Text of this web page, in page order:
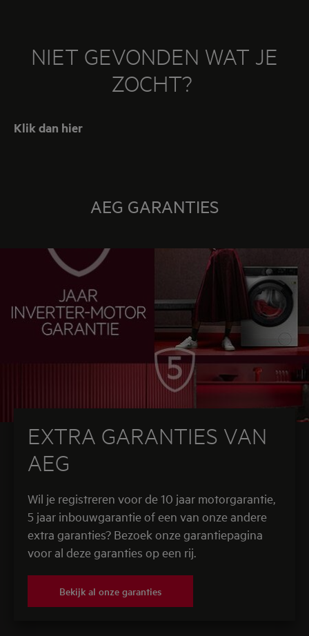
NIET GEVONDEN WAT JE
ZOCHT?
Klik dan hier
AEG GARANTIES
EXTRA GARANTIES VAN
AEG
Wil je registreren voor de 10 jaar motorgarantie,
5 jaar inbouwgarantie of een van onze andere
extra garanties? Bezoek onze garantiepagina
voor al deze garanties op een rij.
Bekijk al onze garanties